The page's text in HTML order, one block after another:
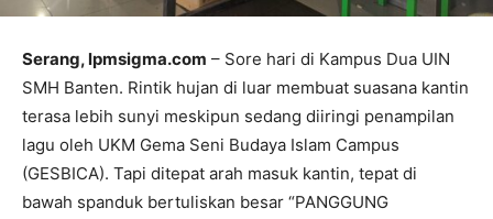
Serang, lpmsigma.com – Sore hari di Kampus Dua UIN
SMH Banten. Rintik hujan di luar membuat suasana kantin
terasa lebih sunyi meskipun sedang diiringi penampilan
lagu oleh UKM Gema Seni Budaya Islam Campus
(GESBICA). Tapi ditepat arah masuk kantin, tepat di
bawah spanduk bertuliskan besar “PANGGUNG